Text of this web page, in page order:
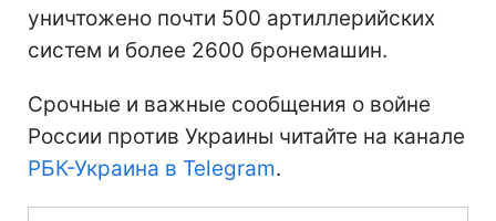
уничтожено почти 500 артиллерийских
систем и более 2600 бронемашин.
Срочные и важные сообщения о войне
России против Украины читайте на канале
РБК-Украина в Telegram.